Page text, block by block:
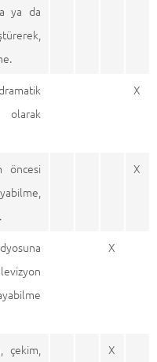
ya da
X
öncesi
X
X
çekim,
X